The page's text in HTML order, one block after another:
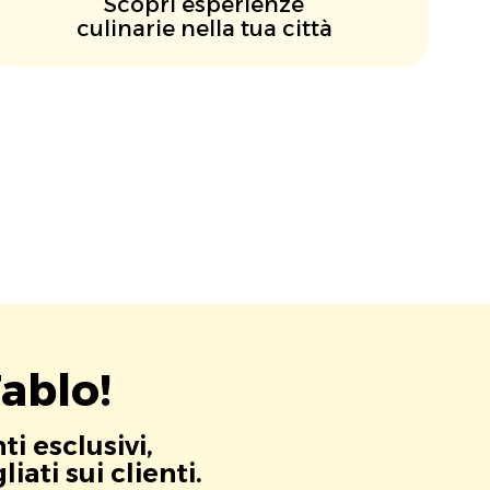
culinarie nella tua città
esclusivi,
sui clienti.